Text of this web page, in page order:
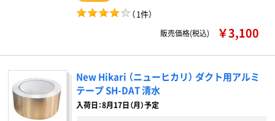
（1件）
販売価格(税込) ￥3,100
New Hikari （ニューヒカリ） ダクト用アルミ
テープ SH-DAT 清水
入荷日：8月17日（月）予定